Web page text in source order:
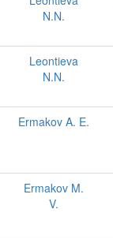
N.N.
Leontieva
N.N.
Ermakov A. E.
Ermakov M.
V.